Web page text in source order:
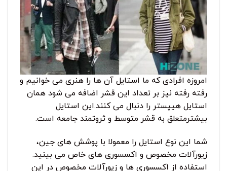
امروزه افرادی که ما استایل آن ها را هنری می خوانیم و
رفته رفته نیز بر تعداد این قشر اضافه می شود همان
استایل هیپستر را دنبال می کنند.این استایل
بیشترمتعلق به قشر متوسط و ثروتمند جامعه است.
شما این نوع استایل را معمولا با پوشش های جین،
زیورآلات مخصوص و اکسسوری های خاص می بینید.
استفاده از اکسسوری ها و زیورآلات مخصوص در این